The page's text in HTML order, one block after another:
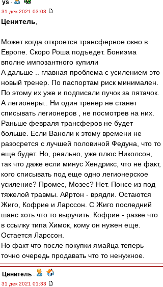
ys -
31 дек 2021 03:03
Ценитель
Может когда откроется трансферное окно в
Европе. Скоро Роша подъедет. Бониэма
вполне импозантного купили
А дальше .. главная проблема с усилением это
новый тренер. По паспортам риск минимален.
По этому их уже и подписали пучок за пятачок.
А легионеры.. Ни один тренер не станет
списывать легионеров , не посмотрев на них.
Раньше февраля трансферов не будет
больше. Если Ваноли к этому времени не
разосрется с лучшей половиной Федуна, что то
еще будет. Но, реально, уже плюс Николсон,
так что даже если минус Хендрикс, что не факт,
кого списывать под еще одно легионерское
усиление? Промес, Мозес? Нет. Понсе из под
тяжелой травмы. Айртон - врядли. Остаются
Жиго, Кофрие и Ларссон. С Жиго последний
шанс хоть что то выручить. Кофрие - разве что
в ссылку типа Химок, кому он нужен еще.
Остается Ларссон.
Но факт что после покупки ямайца теперь
точно очередь продавать что то ненужное.
Ценитель -
31 дек 2021 01:33